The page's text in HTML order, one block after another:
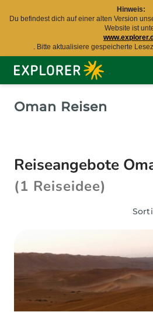
Hinweis:
Du befindest dich auf einer alten Version
Website ist
. Bitte aktualisiere gespeicherte
Explorer
Fernreisen
Oman Reisen
Reiseangebote
(1 Reiseidee)